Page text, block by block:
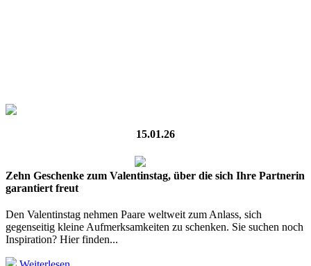
15.01.26
Zehn Geschenke zum Valentinstag, über die sich Ihre Partnerin
garantiert freut
Den Valentinstag nehmen Paare weltweit zum Anlass, sich
gegenseitig kleine Aufmerksamkeiten zu schenken. Sie suchen noch
Inspiration? Hier finden...